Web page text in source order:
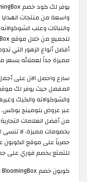
واسعة من منتجات الهدايا
والنباتات وعلب
أفضل أنواع الزهور التي
مميزة جداً لعملائه
سارع واحصل الان على
المفضل حيث يوفر لك
والشوكولاته والكيك
عبر عروض بلومينج بوكس.
من أفضل العلامات
بخصومات مميزة. لا
للتمتع بخصم فوري على
كوبون خصم BloomingBox الاردن | عروض موقع بلومينج بوكس